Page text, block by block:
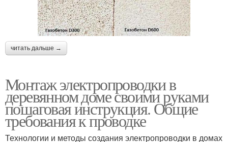
читать дальше →
Монтаж электропроводки в
деревянном доме своими руками
пошаговая инструкция. Общие
требования к проводке
Технологии и методы создания электропроводки в домах